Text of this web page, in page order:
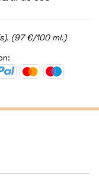
(97 €/100 ml.)